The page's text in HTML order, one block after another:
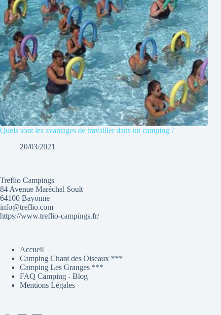
Quels sont les avantages de travailler dans un camping ?
20/03/2021
Treflio Campings
84 Avenue Maréchal Soult
64100 Bayonne
info@treflio.com
https://www.treflio-campings.fr/
Accueil
Camping Chant des Oiseaux ***
Camping Les Granges ***
FAQ Camping - Blog
Mentions Légales